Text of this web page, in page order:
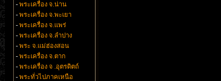
- พระเครื่อง จ.น่าน
- พระเครื่อง จ.พะเยา
- พระเครื่อง จ.แพร่
- พระเครื่อง จ.ลำปาง
- พระ จ.แม่ฮ่องสอน
- พระเครื่อง จ.ตาก
- พระเครื่อง จ .อุตรดิตถ์
- พระทั่วไปภาคเหนือ